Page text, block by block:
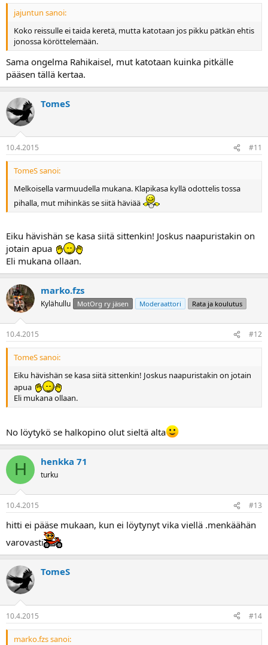
jajuntun sanoi:
Koko reissulle ei taida keretä, mutta katotaan jos pikku pätkän ehtis
jonossa köröttelemään.
Sama ongelma Rahikaisel, mut katotaan kuinka pitkälle
pääsen tällä kertaa.
TomeS
10.4.2015 #11
TomeS sanoi:
Melkoisella varmuudella mukana. Klapikasa kyllä odottelis tossa
pihalla, mut mihinkäs se siitä häviää
Eiku hävishän se kasa siitä sittenkin! Joskus naapuristakin on
jotain apua
Eli mukana ollaan.
marko.fzs
Kylähullu MotOrg ry jäsen Moderaattori Rata ja koulutus
10.4.2015 #12
TomeS sanoi:
Eiku hävishän se kasa siitä sittenkin! Joskus naapuristakin on jotain
apua
Eli mukana ollaan.
No löytykö se halkopino olut sieltä alta
H henkka 71
turku
10.4.2015 #13
hitti ei pääse mukaan, kun ei löytynyt vika viellä .menkäähän
varovasti
TomeS
10.4.2015 #14
marko.fzs sanoi: